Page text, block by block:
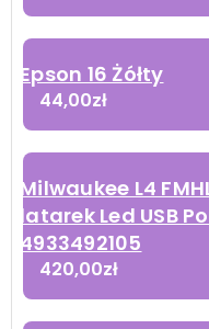
Epson 16 Żółty
44,00zł
Milwaukee L4
latarek Led USB
4933492105
420,00zł